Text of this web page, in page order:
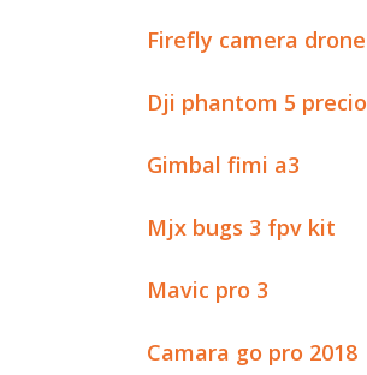
Firefly camera drone
Dji phantom 5 precio
Gimbal fimi a3
Mjx bugs 3 fpv kit
Mavic pro 3
Camara go pro 2018